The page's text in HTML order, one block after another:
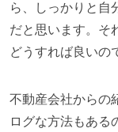
ら、しっかりと自
だと思います。そ
どうすれば良いの
不動産会社からの
ログな方法もある